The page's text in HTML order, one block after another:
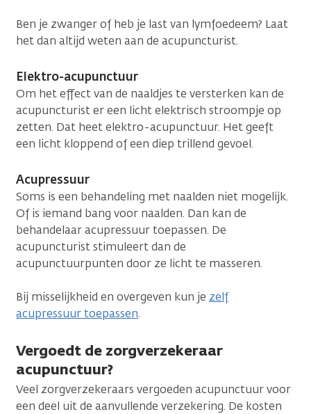
Ben je zwanger of heb je last van lymfoedeem? Laat
het dan altijd weten aan de acupuncturist.
Elektro-acupunctuur
Om het effect van de naaldjes te versterken kan de
acupuncturist er een licht elektrisch stroompje op
zetten. Dat heet elektro-acupunctuur. Het geeft
een licht kloppend of een diep trillend gevoel.
Acupressuur
Soms is een behandeling met naalden niet mogelijk.
Of is iemand bang voor naalden. Dan kan de
behandelaar acupressuur toepassen. De
acupuncturist stimuleert dan de
acupunctuurpunten door ze licht te masseren.
Bij misselijkheid en overgeven kun je zelf
acupressuur toepassen.
Vergoedt de zorgverzekeraar
acupunctuur?
Veel zorgverzekeraars vergoeden acupunctuur voor
een deel uit de aanvullende verzekering. De kosten